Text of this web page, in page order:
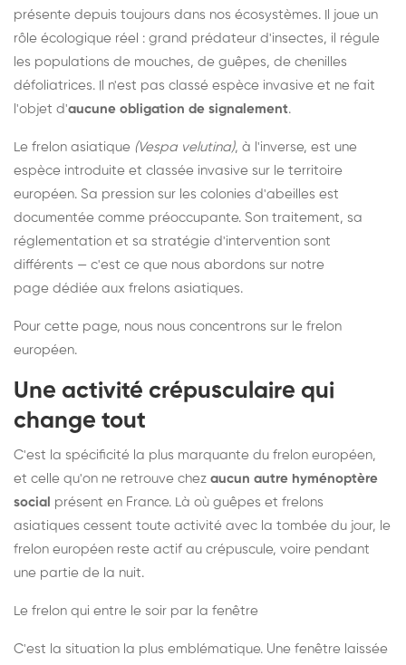
présente depuis toujours dans nos écosystèmes. Il joue un
rôle écologique réel : grand prédateur d'insectes, il régule
les populations de mouches, de guêpes, de chenilles
défoliatrices. Il n'est pas classé espèce invasive et ne fait
l'objet d'aucune obligation de signalement.
Le frelon asiatique (Vespa velutina), à l'inverse, est une
espèce introduite et classée invasive sur le territoire
européen. Sa pression sur les colonies d'abeilles est
documentée comme préoccupante. Son traitement, sa
réglementation et sa stratégie d'intervention sont
différents — c'est ce que nous abordons sur notre
page dédiée aux frelons asiatiques.
Pour cette page, nous nous concentrons sur le frelon
européen.
Une activité crépusculaire qui
change tout
C'est la spécificité la plus marquante du frelon européen,
et celle qu'on ne retrouve chez aucun autre hyménoptère
social présent en France. Là où guêpes et frelons
asiatiques cessent toute activité avec la tombée du jour, le
frelon européen reste actif au crépuscule, voire pendant
une partie de la nuit.
Le frelon qui entre le soir par la fenêtre
C'est la situation la plus emblématique. Une fenêtre laissée